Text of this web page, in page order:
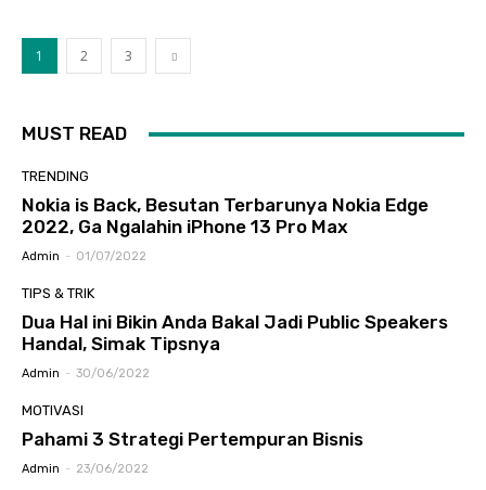
1 2 3
MUST READ
TRENDING
Nokia is Back, Besutan Terbarunya Nokia Edge
2022, Ga Ngalahin iPhone 13 Pro Max
Admin - 01/07/2022
TIPS & TRIK
Dua Hal ini Bikin Anda Bakal Jadi Public Speakers
Handal, Simak Tipsnya
Admin - 30/06/2022
MOTIVASI
Pahami 3 Strategi Pertempuran Bisnis
Admin - 23/06/2022